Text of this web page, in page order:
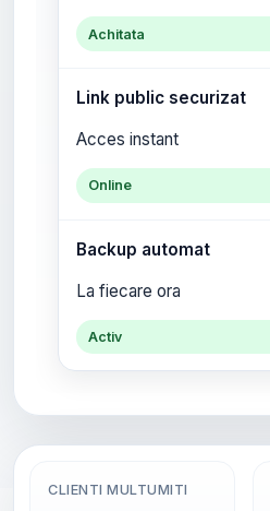
Achitata
Link public securizat
Acces instant
Online
Backup automat
La fiecare ora
Activ
CLIENTI MULTUMITI